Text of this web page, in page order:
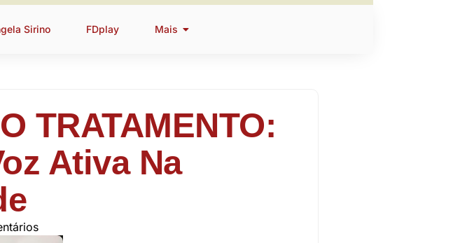
Sirino FDplay Mais
TRATAMENTO:
Ativa Na